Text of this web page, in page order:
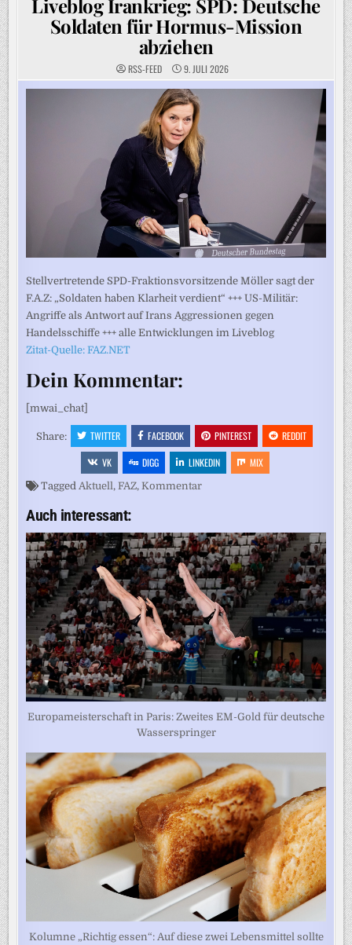
Liveblog Irankrieg: SPD: Deutsche
Soldaten für Hormus-Mission
abziehen
RSS-FEED 9. JULI 2026
Stellvertretende SPD-Fraktionsvorsitzende Möller sagt der
F.A.Z: „Soldaten haben Klarheit verdient“ +++ US-Militär:
Angriffe als Antwort auf Irans Aggressionen gegen
Handelsschiffe +++ alle Entwicklungen im Liveblog
Zitat-Quelle: FAZ.NET
Dein Kommentar:
[mwai_chat]
Share: TWITTER FACEBOOK PINTEREST
REDDIT
VK
DIGG LINKEDIN MIX
TaggedAktuell,FAZ,Kommentar
Auch interessant:
Europameisterschaft in Paris: Zweites EM-Gold für deutsche
Wasserspringer
Kolumne „Richtig essen“: Auf diese zwei Lebensmittel sollte